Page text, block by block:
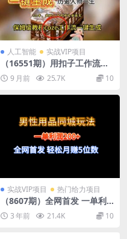
人工智能 实战VIP项目
（16551期）用扣子工作流一
键生成历史人物一生视频搭建
教程9 月前 25.7K 10
实战VIP项目 热门给力项目
（8607期）全网首发 一单利
润200+ 男性用品同城玩法 轻
松月赚5位数
3 年前 21.4K 10